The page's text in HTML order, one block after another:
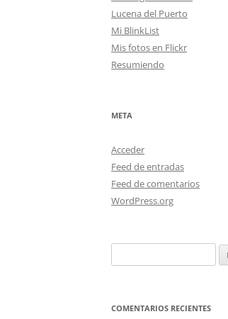
Lucena del Puerto
Mi BlinkList
Mis fotos en Flickr
Resumiendo
META
Acceder
Feed de entradas
Feed de comentarios
WordPress.org
COMENTARIOS RECIENTES